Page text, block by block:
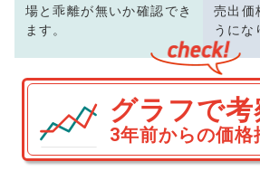
場と乖離が無いか確認でき
ます。
売出価
うにな
グラフで考
3年前からの価格